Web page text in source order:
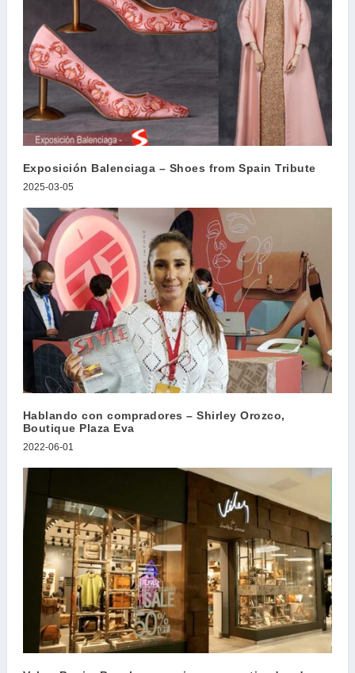
Exposición Balenciaga – Shoes from Spain Tribute
2025-03-05
Hablando con compradores – Shirley Orozco,
Boutique Plaza Eva
2022-06-01